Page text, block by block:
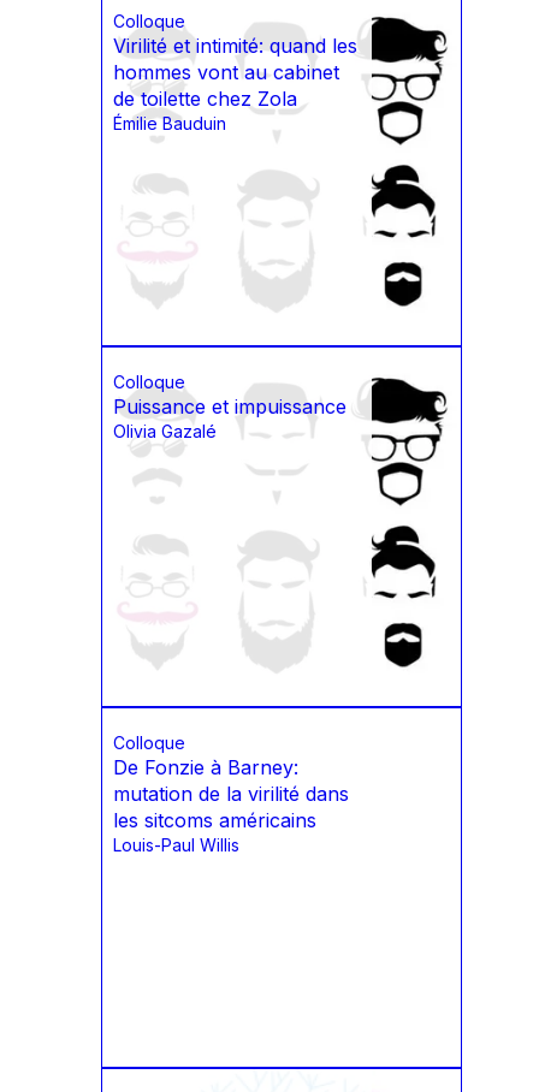
Colloque
Virilité et intimité: quand les
hommes vont au cabinet
de toilette chez Zola
Émilie Bauduin
Colloque
Puissance et impuissance
Olivia Gazalé
Colloque
De Fonzie à Barney:
mutation de la virilité dans
les sitcoms américains
Louis-Paul Willis